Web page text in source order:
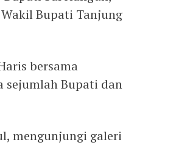
Bupati Tanjung
bersama
sejumlah Bupati dan
mengunjungi galeri